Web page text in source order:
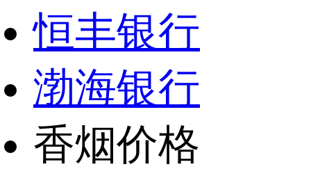
恒丰银行
渤海银行
香烟价格